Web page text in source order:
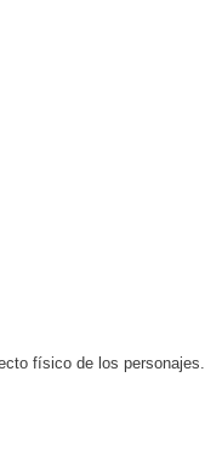
físico de los personajes.